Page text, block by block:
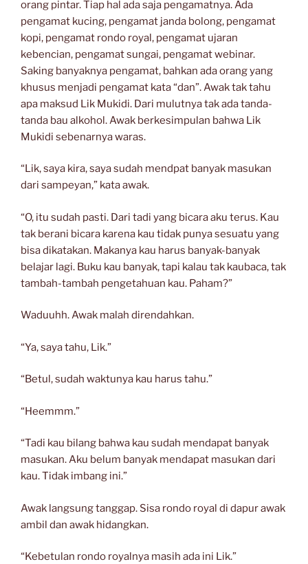
orang pintar. Tiap hal ada saja pengamatnya. Ada
pengamat kucing, pengamat janda bolong, pengamat
kopi, pengamat rondo royal, pengamat ujaran
kebencian, pengamat sungai, pengamat webinar.
Saking banyaknya pengamat, bahkan ada orang yang
khusus menjadi pengamat kata “dan”. Awak tak tahu
apa maksud Lik Mukidi. Dari mulutnya tak ada tanda-
tanda bau alkohol. Awak berkesimpulan bahwa Lik
Mukidi sebenarnya waras.
“Lik, saya kira, saya sudah mendpat banyak masukan
dari sampeyan,” kata awak.
“O, itu sudah pasti. Dari tadi yang bicara aku terus. Kau
tak berani bicara karena kau tidak punya sesuatu yang
bisa dikatakan. Makanya kau harus banyak-banyak
belajar lagi. Buku kau banyak, tapi kalau tak kaubaca, tak
tambah-tambah pengetahuan kau. Paham?”
Waduuhh. Awak malah direndahkan.
“Ya, saya tahu, Lik.”
“Betul, sudah waktunya kau harus tahu.”
“Heemmm.”
“Tadi kau bilang bahwa kau sudah mendapat banyak
masukan. Aku belum banyak mendapat masukan dari
kau. Tidak imbang ini.”
Awak langsung tanggap. Sisa rondo royal di dapur awak
ambil dan awak hidangkan.
“Kebetulan rondo royalnya masih ada ini Lik.”